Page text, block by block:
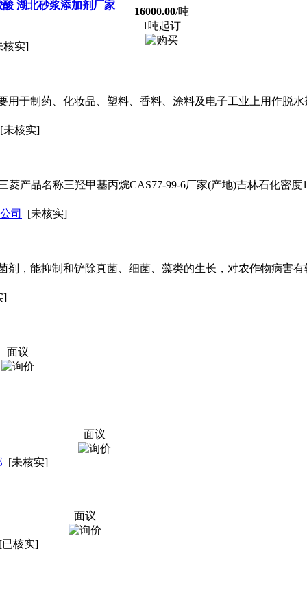
湖北砂浆添加剂厂家
核实]
16000.00/吨
1吨起订
用于制药、化妆品、塑料、香料、涂料及电子工业上用作脱
[未核实]
产品名称三羟甲基丙烷CAS77-99-6厂家(产地)吉林石化密度
司 [未核实]
剂，能抑制和铲除真菌、细菌、藻类的生长，对农作物病害
]
面议
[未核实]
面议
已核实]
面议